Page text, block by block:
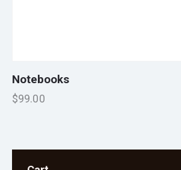
Notebooks
$99.00